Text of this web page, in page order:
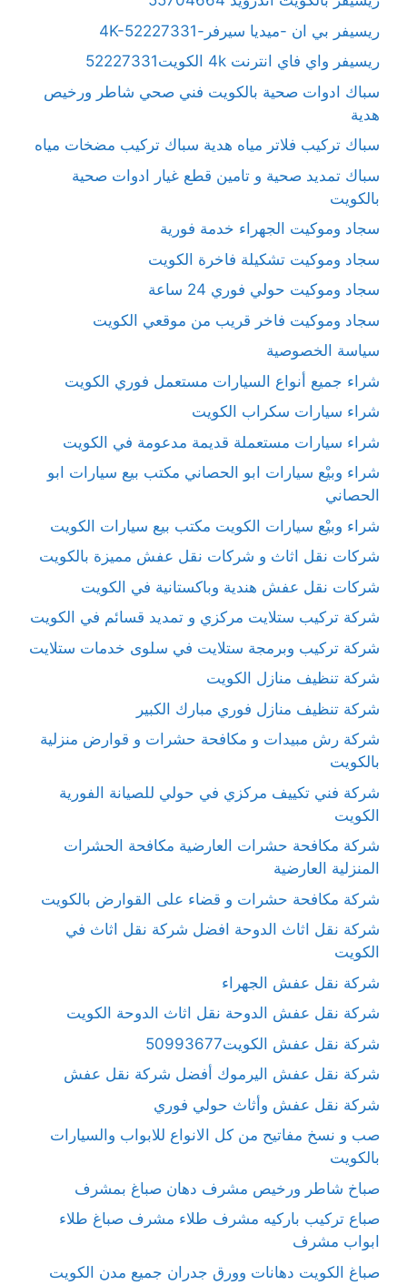
ريسيفر بي ان -ميديا سيرفر-4K-52227331
ريسيفر واي فاي انترنت 4k الكويت52227331
سباك ادوات صحية بالكويت فني صحي شاطر ورخيص
هدية
سباك تركيب فلاتر مياه هدية سباك تركيب مضخات مياه
سباك تمديد صحية و تامين قطع غيار ادوات صحية
بالكويت
سجاد وموكيت الجهراء خدمة فورية
سجاد وموكيت تشكيلة فاخرة الكويت
سجاد وموكيت حولي فوري 24 ساعة
سجاد وموكيت فاخر قريب من موقعي الكويت
سياسة الخصوصية
شراء جميع أنواع السيارات مستعمل فوري الكويت
شراء سيارات سكراب الكويت
شراء سيارات مستعملة قديمة مدعومة في الكويت
شراء وبيْع سيارات ابو الحصاني مكتب بيع سيارات ابو
الحصاني
شراء وبيْع سيارات الكويت مكتب بيع سيارات الكويت
شركات نقل اثاث و شركات نقل عفش مميزة بالكويت
شركات نقل عفش هندية وباكستانية في الكويت
شركة تركيب ستلايت مركزي و تمديد قسائم في الكويت
شركة تركيب وبرمجة ستلايت في سلوى خدمات ستلايت
شركة تنظيف منازل الكويت
شركة تنظيف منازل فوري مبارك الكبير
شركة رش مبيدات و مكافحة حشرات و قوارض منزلية
بالكويت
شركة فني تكييف مركزي في حولي للصيانة الفورية
الكويت
شركة مكافحة حشرات العارضية مكافحة الحشرات
المنزلية العارضية
شركة مكافحة حشرات و قضاء على القوارض بالكويت
شركة نقل اثاث الدوحة افضل شركة نقل اثاث في
الكويت
شركة نقل عفش الجهراء
شركة نقل عفش الدوحة نقل اثاث الدوحة الكويت
شركة نقل عفش الكويت50993677
شركة نقل عفش اليرموك أفضل شركة نقل عفش
شركة نقل عفش وأثاث حولي فوري
صب و نسخ مفاتيح من كل الانواع للابواب والسيارات
بالكويت
صباخ شاطر ورخيص مشرف دهان صباغ بمشرف
صباع تركيب باركيه مشرف طلاء مشرف صباغ طلاء
ابواب مشرف
صباغ الكويت دهانات وورق جدران جميع مدن الكويت